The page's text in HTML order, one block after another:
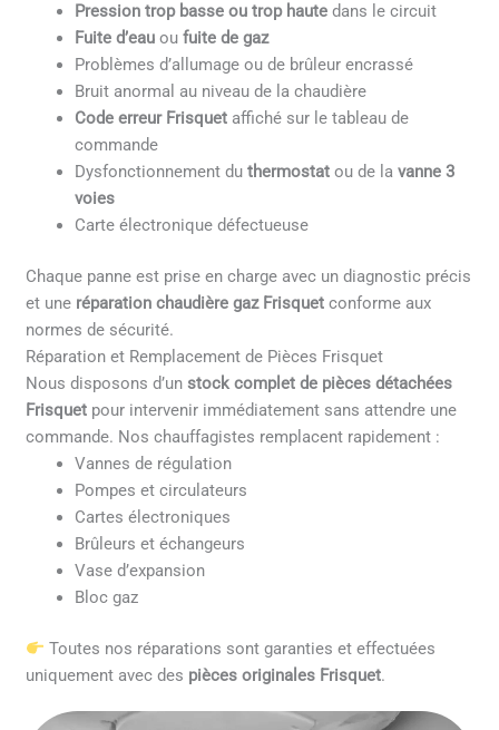
Pression trop basse ou trop haute dans le circuit
Fuite d’eau oufuite de gaz
Problèmes d’allumage ou de brûleur encrassé
Bruit anormal au niveau de la chaudière
Code erreur Frisquet affiché sur le tableau de
commande
Dysfonctionnement duthermostat ou de lavanne 3
voies
Carte électronique défectueuse
Chaque panne est prise en charge avec un diagnostic précis
et une réparation chaudière gaz Frisquet conforme aux
normes de sécurité.
Réparation et Remplacement de Pièces Frisquet
Nous disposons d’unstock complet de pièces détachées
Frisquet pour intervenir immédiatement sans attendre une
commande. Nos chauffagistes remplacent rapidement :
Vannes de régulation
Pompes et circulateurs
Cartes électroniques
Brûleurs et échangeurs
Vase d’expansion
Bloc gaz
Toutes nos réparations sont garanties et effectuées
uniquement avec des pièces originales Frisquet.